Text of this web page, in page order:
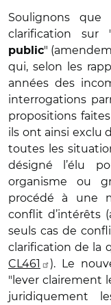
Soulignons
clarification sur
public"
qui, selon les
années des
interrogations
propositions
ils ont ainsi exclu
toutes les
désigné l’élu
organisme ou
procédé à une
conflit d’intérêts
seuls cas de
clarification de la
CL461
). Le
"lever clairement
juridiquement